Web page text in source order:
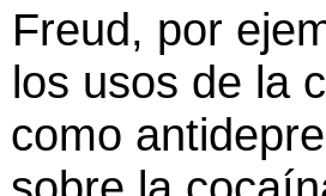
por
los usos de la